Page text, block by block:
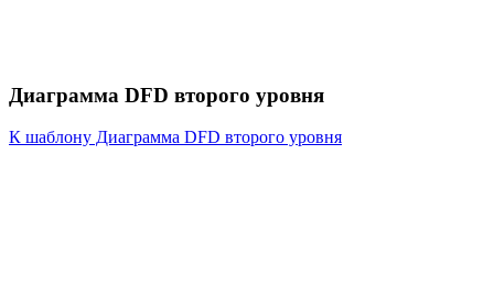
Диаграмма DFD второго уровня
К шаблону Диаграмма DFD второго уровня